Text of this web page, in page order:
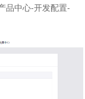
品中心-开发配置-